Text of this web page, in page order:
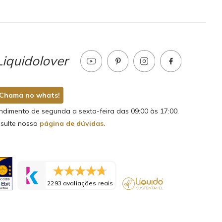
Chama no whats!
de segunda a sexta-feira das 09:00 às 17:00.
nossa página de dúvidas.
2293 avaliações reais